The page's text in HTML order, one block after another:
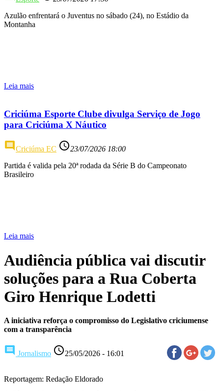
Azulão enfrentará o Juventus no sábado (24), no Estádio da
Montanha
Leia mais
Criciúma Esporte Clube divulga Serviço de Jogo
para Criciúma X Náutico
commentCriciúma EC access_time23/07/2026 18:00
Partida é valida pela 20ª rodada da Série B do Campeonato
Brasileiro
Leia mais
Audiência pública vai discutir
soluções para a Rua Coberta
Giro Henrique Lodetti
A iniciativa reforça o compromisso do Legislativo criciumense
com a transparência
comment Jornalismo access_time25/05/2026 - 16:01
Reportagem: Redação Eldorado